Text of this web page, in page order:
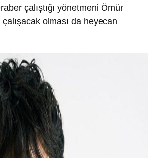
çalıştığı yönetmeni Ömür
olması da heyecan